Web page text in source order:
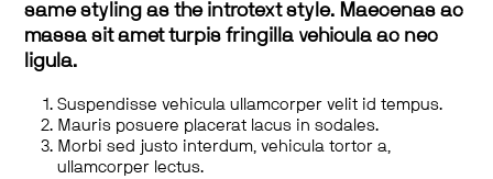
same styling as the introtext style. Maecenas ac
massa sit amet turpis fringilla vehicula ac nec
ligula.
Suspendisse vehicula ullamcorper velit id tempus.
Mauris posuere placerat lacus in sodales.
Morbi sed justo interdum, vehicula tortor a,
ullamcorper lectus.